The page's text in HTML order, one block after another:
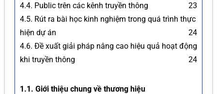
4.4. Public trên các kênh truyền thông
23
4.5. Rút ra bài học kinh nghiệm trong quá trình thực
hiện dự án
24
4.6. Đề xuất giải pháp nâng cao hiệu quả hoạt động
khi truyền thông
24
1.1. Giới thiệu chung về thương hiệu